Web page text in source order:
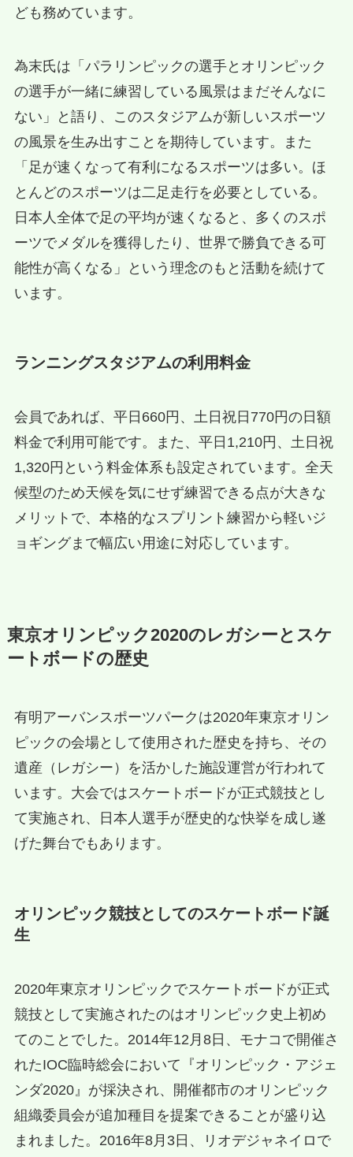
ども務めています。
為末氏は「パラリンピックの選手とオリンピック
の選手が一緒に練習している風景はまだそんなに
ない」と語り、このスタジアムが新しいスポーツ
の風景を生み出すことを期待しています。また
「足が速くなって有利になるスポーツは多い。ほ
とんどのスポーツは二足走行を必要としている。
日本人全体で足の平均が速くなると、多くのスポ
ーツでメダルを獲得したり、世界で勝負できる可
能性が高くなる」という理念のもと活動を続けて
います。
ランニングスタジアムの利用料金
会員であれば、平日660円、土日祝日770円の日額
料金で利用可能です。また、平日1,210円、土日祝
1,320円という料金体系も設定されています。全天
候型のため天候を気にせず練習できる点が大きな
メリットで、本格的なスプリント練習から軽いジ
ョギングまで幅広い用途に対応しています。
東京オリンピック2020のレガシーとスケ
ートボードの歴史
有明アーバンスポーツパークは2020年東京オリン
ピックの会場として使用された歴史を持ち、その
遺産（レガシー）を活かした施設運営が行われて
います。大会ではスケートボードが正式競技とし
て実施され、日本人選手が歴史的な快挙を成し遂
げた舞台でもあります。
オリンピック競技としてのスケートボード誕
生
2020年東京オリンピックでスケートボードが正式
競技として実施されたのはオリンピック史上初め
てのことでした。2014年12月8日、モナコで開催さ
れたIOC臨時総会において『オリンピック・アジェ
ンダ2020』が採決され、開催都市のオリンピック
組織委員会が追加種目を提案できることが盛り込
まれました。2016年8月3日、リオデジャネイロで